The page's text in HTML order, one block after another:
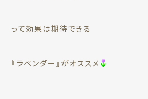
って効果は期待できる
『ラベンダー』がオススメ